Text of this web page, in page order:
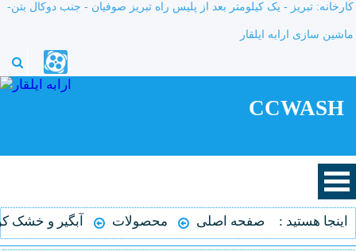
کارخانه: تبریز - یک کیلومتر بعد از پلیس راه تبریز صوفیان - جنب دوکال بتن-
ماشین سازی ارابه ایلقار
CCWASH
اینجا هستید : صفحه اصلی محصولات آبگیر و خشک